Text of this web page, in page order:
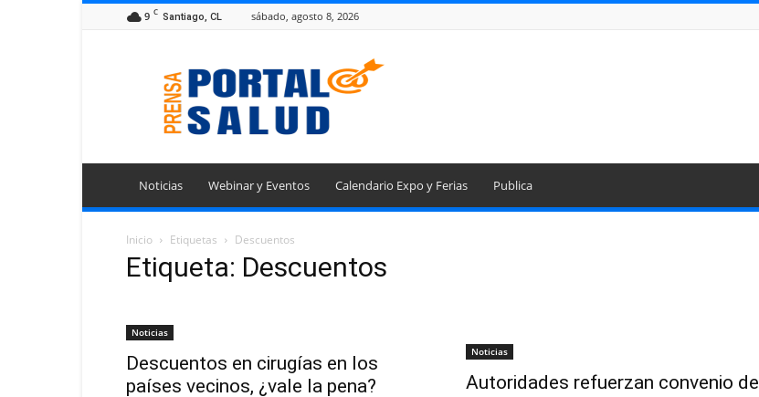
9 C Santiago, CL sábado, agosto 8, 2026
Portal
Prensa
Salud
Noticias Webinar y Eventos Calendario Expo y Ferias Publica
Inicio Etiquetas Descuentos
Etiqueta: Descuentos
Noticias
Descuentos en cirugías en los
países vecinos, ¿vale la pena?
Noticias
Autoridades refuerzan convenio de